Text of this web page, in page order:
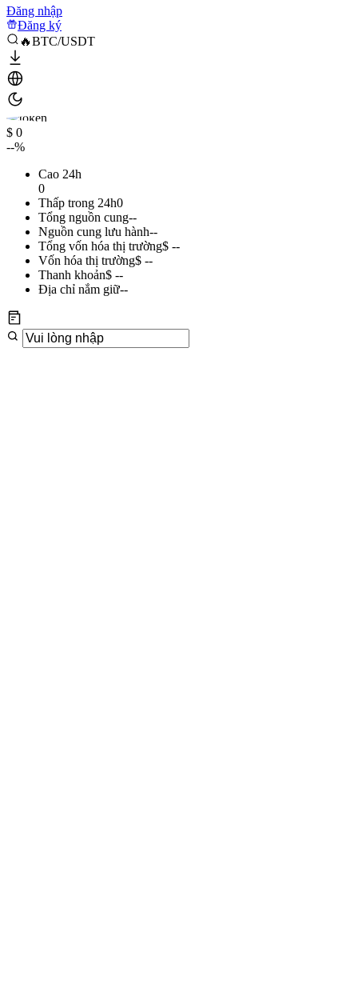
Đăng nhập
Đăng ký
🔥BTC/USDT
$ 0
--%
Cao 24h
0
Thấp trong 24h0
Tổng nguồn cung--
Nguồn cung lưu hành--
Tổng vốn hóa thị trường$ --
Vốn hóa thị trường$ --
Thanh khoản$ --
Địa chỉ nắm giữ--